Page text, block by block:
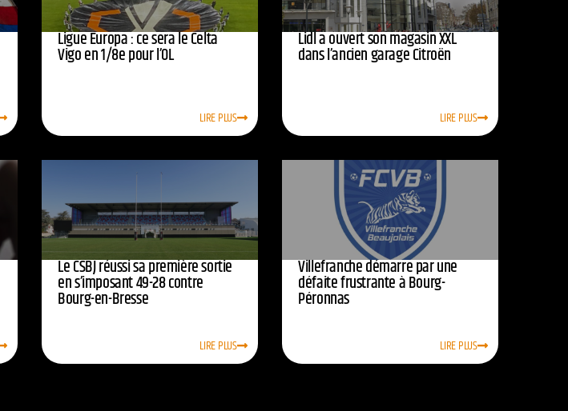
Ligue Europa : ce sera le Celta
Vigo en 1/8e pour l’OL
LIRE PLUS
Lidl a ouvert son magasin XXL
dans l’ancien garage Citroën
LIRE PLUS
Le CSBJ réussi sa première sortie
en s’imposant 49-28 contre
Bourg-en-Bresse
LIRE PLUS
Villefranche démarre par une
défaite frustrante à Bourg-
Péronnas
LIRE PLUS